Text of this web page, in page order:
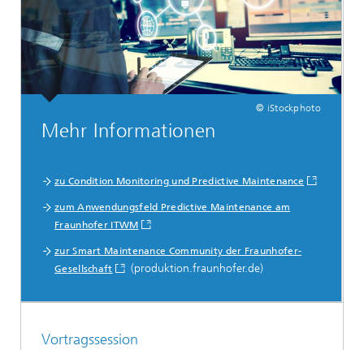
© iStockphoto
Mehr Informationen
zu Condition Monitoring und Predictive Maintenance
zum Anwendungsfeld Predictive Maintenance am
Fraunhofer ITWM
zur Smart Maintenance Community der Fraunhofer-
Gesellschaft
(produktion.fraunhofer.de)
Vortragssession